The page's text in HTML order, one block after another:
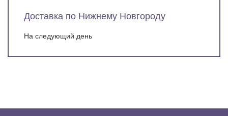
Доставка по Нижнему Новгороду
На следующий день